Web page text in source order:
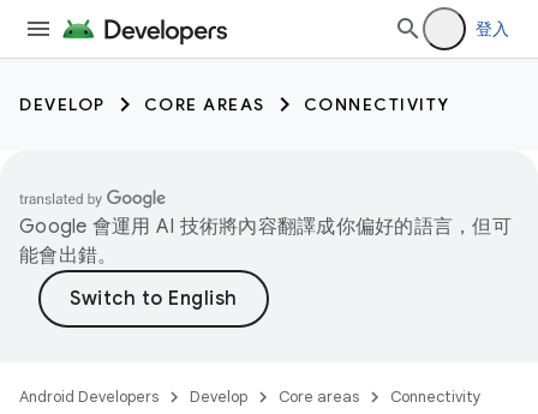
登入
DEVELOP CORE AREAS CONNECTIVITY
Google 會運用 AI 技術將內容翻譯成你偏好的語言，但可
能會出錯。
Android Developers Develop Core areas
Connectivity